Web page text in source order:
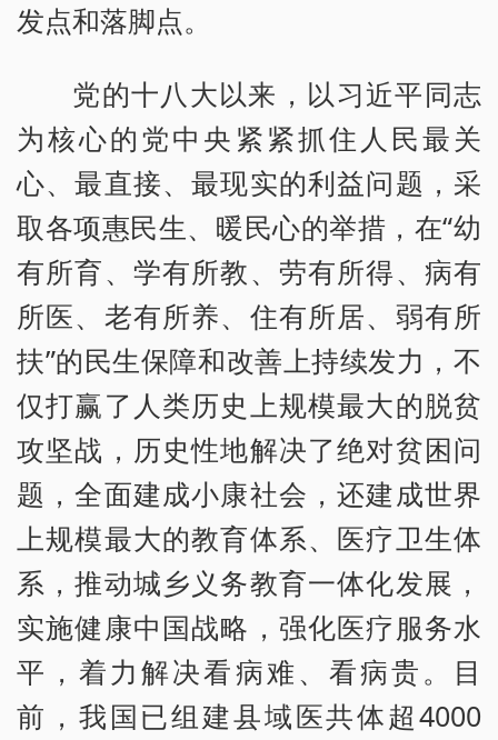
发点和落脚点。
党的十八大以来，以习近平同志
为核心的党中央紧紧抓住人民最关
心、最直接、最现实的利益问题，采
取各项惠民生、暖民心的举措，在“幼
有所育、学有所教、劳有所得、病有
所医、老有所养、住有所居、弱有所
扶”的民生保障和改善上持续发力，不
仅打赢了人类历史上规模最大的脱贫
攻坚战，历史性地解决了绝对贫困问
题，全面建成小康社会，还建成世界
上规模最大的教育体系、医疗卫生体
系，推动城乡义务教育一体化发展，
实施健康中国战略，强化医疗服务水
平，着力解决看病难、看病贵。目
前，我国已组建县域医共体超4000